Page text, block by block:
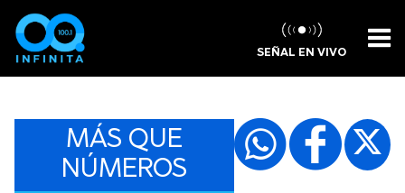
SEÑAL EN VIVO
MÁS QUE
NÚMEROS